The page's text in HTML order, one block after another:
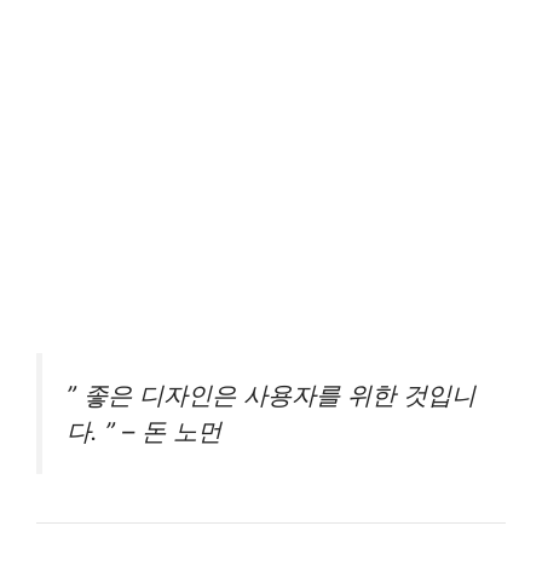
” 좋은 디자인은 사용자를 위한 것입니
다. ” – 돈 노먼